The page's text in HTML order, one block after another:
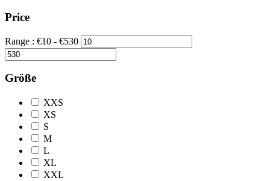
Price
Range : €10 - €530
Größe
XXS
XS
S
M
L
XL
XXL